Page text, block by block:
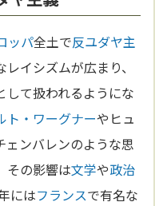
ッパ全土で反ユダヤ主
レイシズムが広まり、
して扱われるようにな
ト・ワーグナーやヒュ
ェンバレンのような思
その影響は文学や政治
にはフランスで有名な